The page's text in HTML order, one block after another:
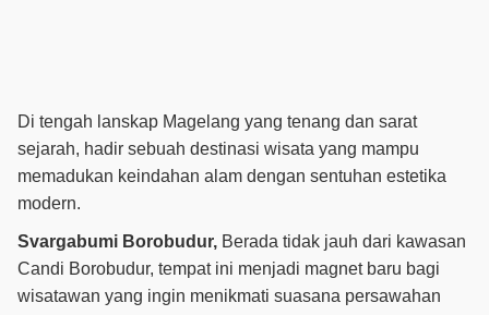
Di tengah lanskap Magelang yang tenang dan sarat
sejarah, hadir sebuah destinasi wisata yang mampu
memadukan keindahan alam dengan sentuhan estetika
modern.
Svargabumi Borobudur, Berada tidak jauh dari kawasan
Candi Borobudur, tempat ini menjadi magnet baru bagi
wisatawan yang ingin menikmati suasana persawahan